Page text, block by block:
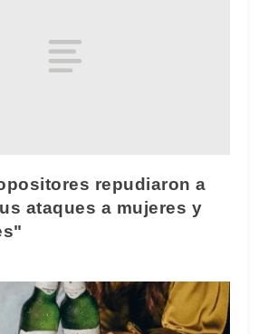
repudiaron a
ataques a mujeres y